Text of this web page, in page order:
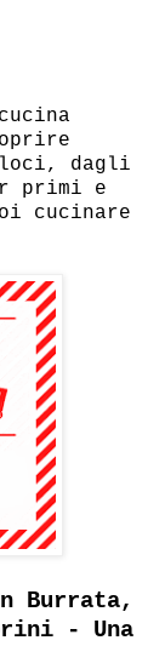
dagli
primi e
cucinare
Burrata,
- Una